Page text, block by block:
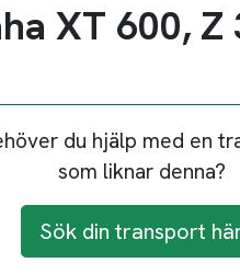
XT 600, Z
du hjälp med en
som liknar denna?
Sök din transport